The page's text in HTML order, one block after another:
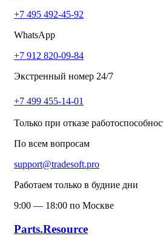
+7 495 492-45-92
WhatsApp
+7 912 820-09-84
Экстренный номер 24/7
+7 499 455-14-01
Только при отказе
По всем вопросам
support@tradesoft.pro
Работаем только в будние дни
9:00 — 18:00 по Москве
Parts.Resource